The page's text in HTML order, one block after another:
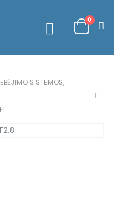
0
SISTEMOS,